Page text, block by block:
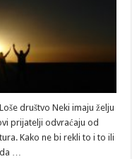
društvo Neki imaju želju
prijatelji odvraćaju od
Kako ne bi rekli to i to ili
…